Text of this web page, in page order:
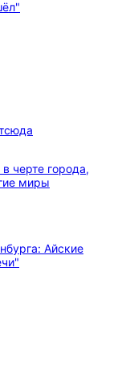
черте города,
миры